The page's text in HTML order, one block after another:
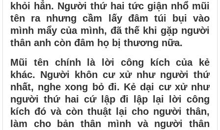
khỏi hẳn. Người thứ hai tức giận nhổ mũi
tên ra nhưng cầm lấy đâm túi bụi vào
mình mẩy của mình, đã thế khi gặp người
thân anh còn đâm họ bị thương nữa.
Mũi tên chính là lời công kích của kẻ
khác. Người khôn cư xử như người thứ
nhất, nghe xong bỏ đi. Kẻ dại cư xử như
người thứ hai cứ lập đi lập lại lời công
kích đó và còn thuật lại cho người thân,
làm cho bản thân mình và người thân